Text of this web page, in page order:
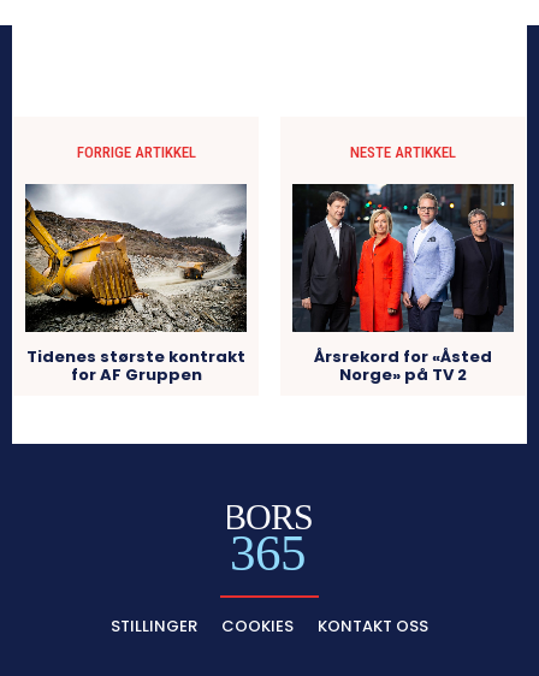
FORRIGE ARTIKKEL
Tidenes største kontrakt
for AF Gruppen
NESTE ARTIKKEL
Årsrekord for «Åsted
Norge» på TV 2
BORS
365
STILLINGER COOKIES KONTAKT OSS